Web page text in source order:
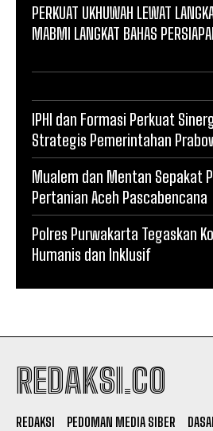
PERKUAT UKHUWAH LEWAT
MABMI LANGKAT BAHAS
IPHI dan Formasi Perkuat
Strategis Pemerintahan
Mualem dan Mentan Sepakat
Pertanian Aceh Pascabencana
Polres Purwakarta Tegaskan
Humanis dan Inklusif
REDAKSI.CO
REDAKSI PEDOMAN MEDIA SIBER